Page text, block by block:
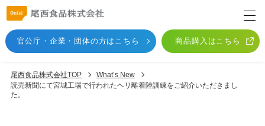
官公庁・企業・団体の方はこちら 商品購入はこちら
尾西食品株式会社TOP
What’s New
読売新聞にて宮城工場で行われたヘリ離着陸訓練をご紹介いただきまし
た。